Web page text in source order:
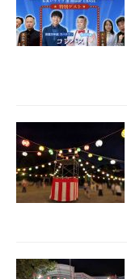
#ラーメン#ショッピング
#教えた
#教えたい/こんなの見つ